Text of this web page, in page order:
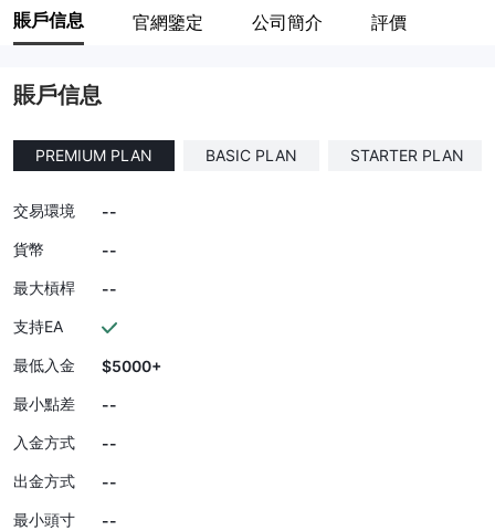
賬戶信息 官網鑒定 公司簡介 評價
賬戶信息
PREMIUM PLAN BASIC PLAN STARTER PLAN
交易環境
--
貨幣
--
最大槓桿
--
支持EA
最低入金
$5000+
最小點差
--
入金方式
--
出金方式
--
最小頭寸
--